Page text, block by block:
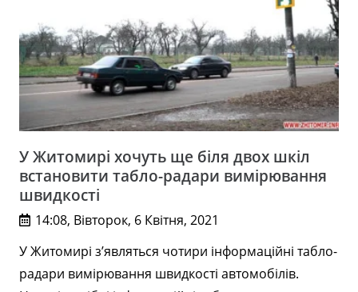
У Житомирі хочуть ще біля двох шкіл
встановити табло-радари вимірювання
швидкості
14:08, Вівторок, 6 Квітня, 2021
У Житомирі з’являться чотири інформаційні табло-
радари вимірювання швидкості автомобілів.